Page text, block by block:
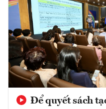
Để quyết sách